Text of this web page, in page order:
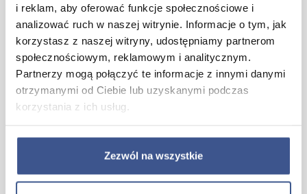
i reklam, aby oferować funkcje społecznościowe i
analizować ruch w naszej witrynie. Informacje o tym, jak
korzystasz z naszej witryny, udostępniamy partnerom
społecznościowym, reklamowym i analitycznym.
Partnerzy mogą połączyć te informacje z innymi danymi
otrzymanymi od Ciebie lub uzyskanymi podczas
korzystania z ich usług.
Zezwól na wszystkie
Łatwy w stosowaniu
Bardzo dobra przyczepność początkowa
Łatwość korygowania
Możliwość nanoszenia wałkiem malarskim
Gotowy do użycia po 3-5min
Zastosowanie:
tapety flizelinowe gładkie,